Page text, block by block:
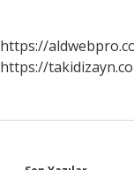
https://
https://